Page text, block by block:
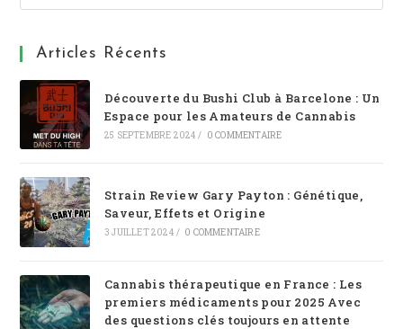
Articles Récents
Découverte du Bushi Club à Barcelone : Un
Espace pour les Amateurs de Cannabis
25 SEPTEMBRE 2024 / 0 COMMENTAIRE
Strain Review Gary Payton : Génétique,
Saveur, Effets et Origine
3 JUILLET 2024 / 0 COMMENTAIRE
Cannabis thérapeutique en France : Les
premiers médicaments pour 2025 Avec
des questions clés toujours en attente